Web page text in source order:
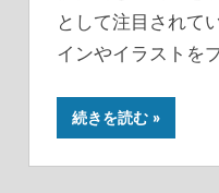
として注目されて
インやイラストを
続きを読む